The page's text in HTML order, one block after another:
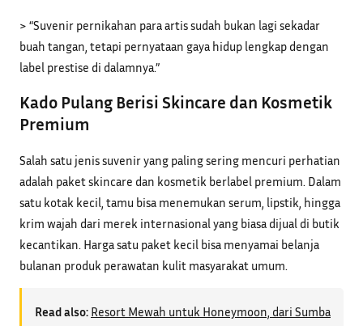
> “Suvenir pernikahan para artis sudah bukan lagi sekadar
buah tangan, tetapi pernyataan gaya hidup lengkap dengan
label prestise di dalamnya.”
Kado Pulang Berisi Skincare dan Kosmetik
Premium
Salah satu jenis suvenir yang paling sering mencuri perhatian
adalah paket skincare dan kosmetik berlabel premium. Dalam
satu kotak kecil, tamu bisa menemukan serum, lipstik, hingga
krim wajah dari merek internasional yang biasa dijual di butik
kecantikan. Harga satu paket kecil bisa menyamai belanja
bulanan produk perawatan kulit masyarakat umum.
Read also: Resort Mewah untuk Honeymoon, dari Sumba